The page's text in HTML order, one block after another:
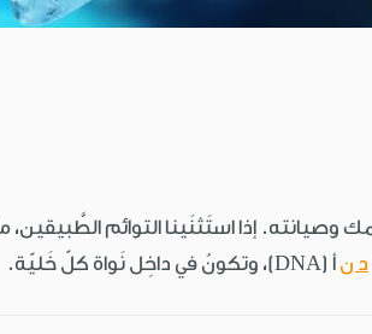
إذا استَثنَينا التوائم
د نأ (DNA)، وتكونُ في داخِل نَواة كلّ خَليّة.